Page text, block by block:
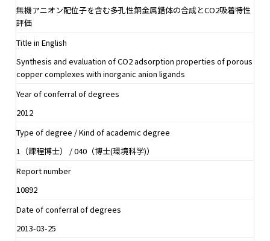
無機アニオン配位子を含む多孔性銅金属錯体の合成とCO2吸着特性
評価
Title in English
Synthesis and evaluation of CO2 adsorption properties of porous
copper complexes with inorganic anion ligands
Year of conferral of degrees
2012
Type of degree / Kind of academic degree
1（課程博士） / 040（博士(環境科学)）
Report number
10892
Date of conferral of degrees
2013-03-25